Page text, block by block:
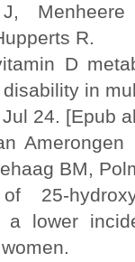
R.
D
in
24. [Epub
Amerongen
BM,
25-
a lower